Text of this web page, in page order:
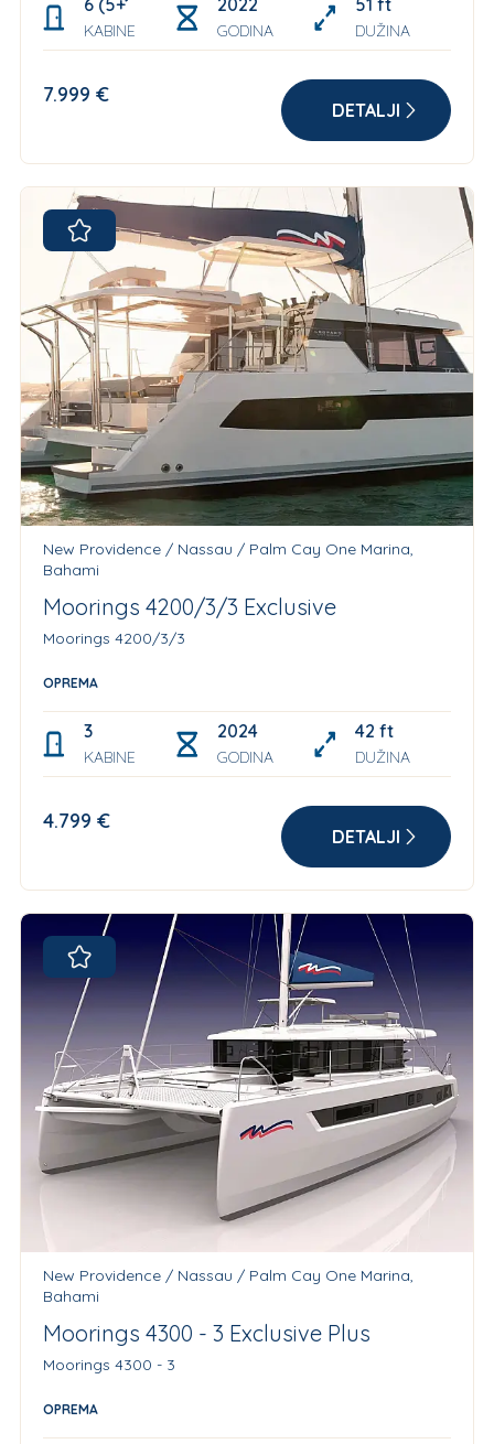
KABINE GODINA DUŽINA
7.999 €
DETALJI
New Providence / Nassau / Palm Cay One Marina,
Bahami
Moorings 4200/3/3 Exclusive
Moorings 4200/3/3
OPREMA
3
KABINE
2024
GODINA
42 ft
DUŽINA
4.799 €
DETALJI
New Providence / Nassau / Palm Cay One Marina,
Bahami
Moorings 4300 - 3 Exclusive Plus
Moorings 4300 - 3
OPREMA